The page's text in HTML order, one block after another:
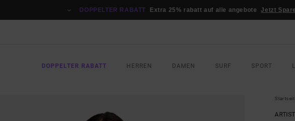
DOPPELTER RABATT Extra 25% rabatt auf alle angebote Jetzt
DOPPELTER RABATT HERREN DAMEN SURF SPORT